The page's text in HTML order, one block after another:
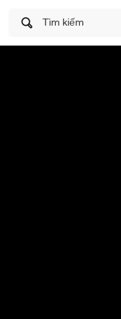
Tìm kiếm